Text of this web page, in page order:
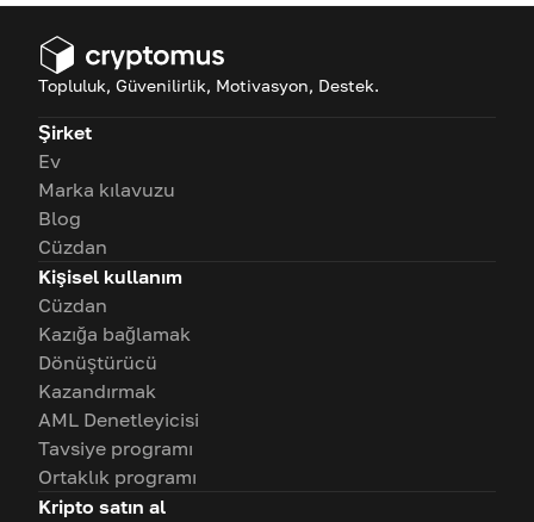
Topluluk, Güvenilirlik, Motivasyon, Destek.
Şirket
Ev
Marka kılavuzu
Blog
Cüzdan
Kişisel kullanım
Cüzdan
Kazığa bağlamak
Dönüştürücü
Kazandırmak
AML Denetleyicisi
Tavsiye programı
Ortaklık programı
Kripto satın al